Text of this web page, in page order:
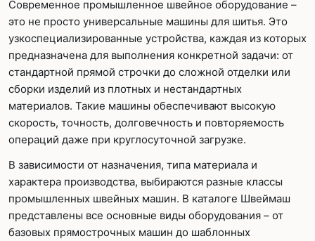
Современное промышленное швейное оборудование –
это не просто универсальные машины для шитья. Это
узкоспециализированные устройства, каждая из которых
предназначена для выполнения конкретной задачи: от
стандартной прямой строчки до сложной отделки или
сборки изделий из плотных и нестандартных
материалов. Такие машины обеспечивают высокую
скорость, точность, долговечность и повторяемость
операций даже при круглосуточной загрузке.
В зависимости от назначения, типа материала и
характера производства, выбираются разные классы
промышленных швейных машин. В каталоге Швеймаш
представлены все основные виды оборудования – от
базовых прямострочных машин до шаблонных